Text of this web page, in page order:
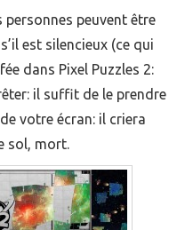
personnes peuvent être
est silencieux (ce qui
dans Pixel Puzzles 2:
il suffit de le prendre
votre écran: il criera
sol, mort.